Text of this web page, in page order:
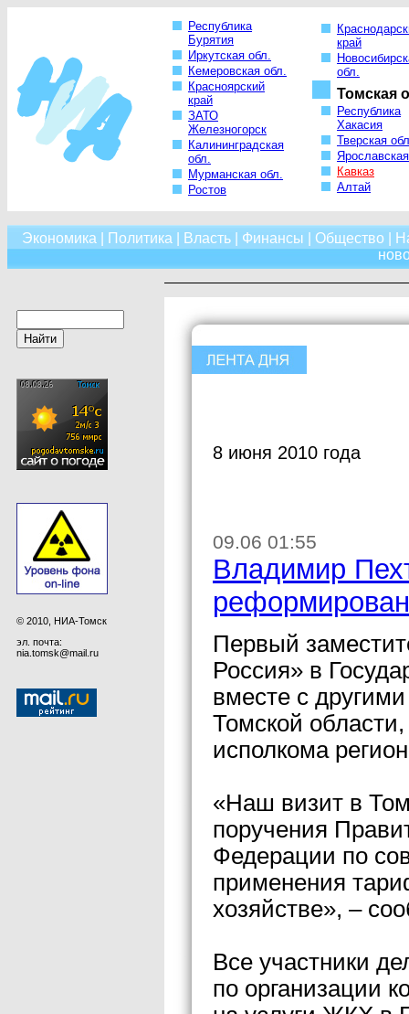
Республика
Бурятия
Иркутская обл.
Кемеровская обл.
Красноярский
край
ЗАТО
Железногорск
Калининградская
обл.
Мурманская обл.
Ростов
край
обл.
Томская
Республика
Хакасия
Тверская
Кавказ
Алтай
Экономика Политика Власть| Финансы Общество
© 2010, НИА-Томск
эл. почта:
nia.tomsk@mail.ru
8 июня 2010 года
09.06 01:55
Владимир
Первый
Россия» в
вместе с
Томской
исполкома
«Наш визит в
поручения
Федерации по
применения
хозяйстве», –
Все участники
по организации